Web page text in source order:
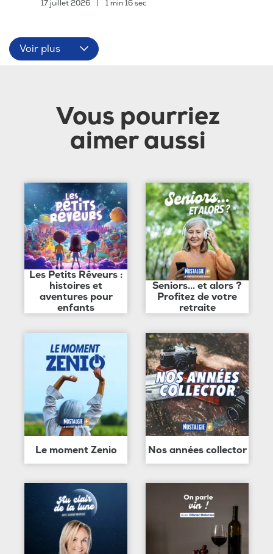
17 juillet 2026 1 min 16 sec
Voir plus
Vous pourriez
aimer aussi
Les Petits Rêveurs :
histoires et
aventures pour
enfants
Seniors... et alors ?
Profitez de votre
retraite
Le moment Zenio Nos années collector